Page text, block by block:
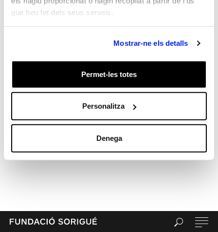
que heu fet dels seus serveis.
Mostrar-ne els detalls
Permet-les totes
Personalitza
Denega